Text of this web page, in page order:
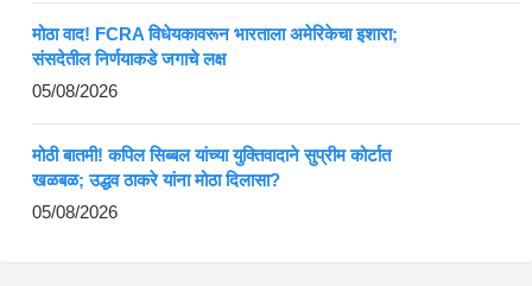
मोठा वाद! FCRA विधेयकावरून भारताला अमेरिकेचा इशारा;
संसदेतील निर्णयाकडे जगाचे लक्ष
05/08/2026
मोठी बातमी! कपिल सिब्बल यांच्या युक्तिवादाने सुप्रीम कोर्टात
खळबळ; उद्धव ठाकरे यांना मोठा दिलासा?
05/08/2026